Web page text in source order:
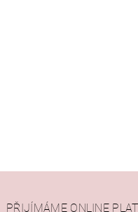
PŘIJÍMÁME ONLINE